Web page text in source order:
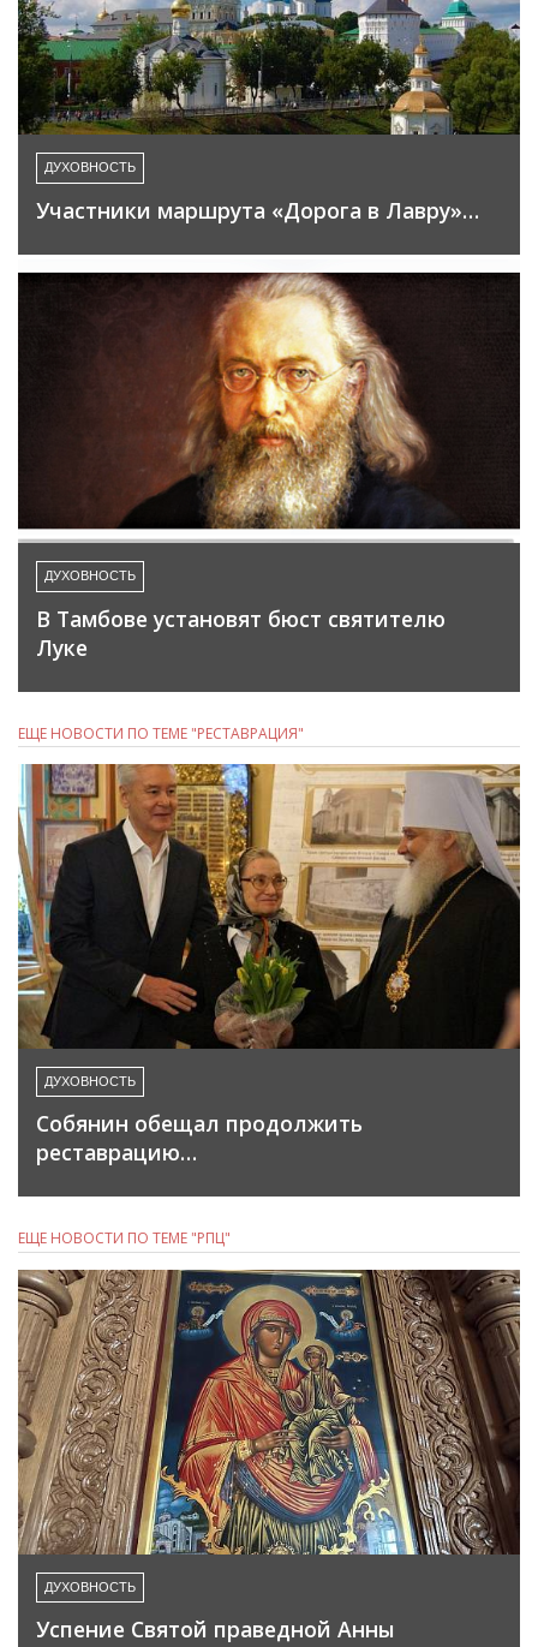
ДУХОВНОСТЬ
Участники маршрута «Дорога в Лавру»…
ДУХОВНОСТЬ
В Тамбове установят бюст святителю
Луке
ЕЩЕ НОВОСТИ ПО ТЕМЕ "РЕСТАВРАЦИЯ"
ДУХОВНОСТЬ
Собянин обещал продолжить
реставрацию…
ЕЩЕ НОВОСТИ ПО ТЕМЕ "РПЦ"
ДУХОВНОСТЬ
Успение Святой праведной Анны